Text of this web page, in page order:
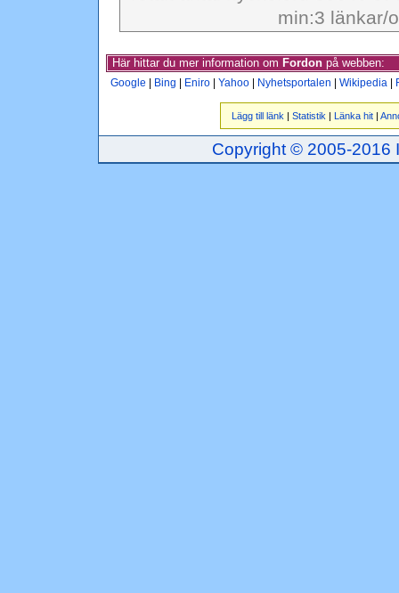
min:3 länkar/
Här hittar du mer information om Fordon på webben:
Google Bing Eniro Yahoo Nyhetsportalen Wikipedia
Lägg till länk | Statistik | Länka hit|
Copyright © 2005-2016